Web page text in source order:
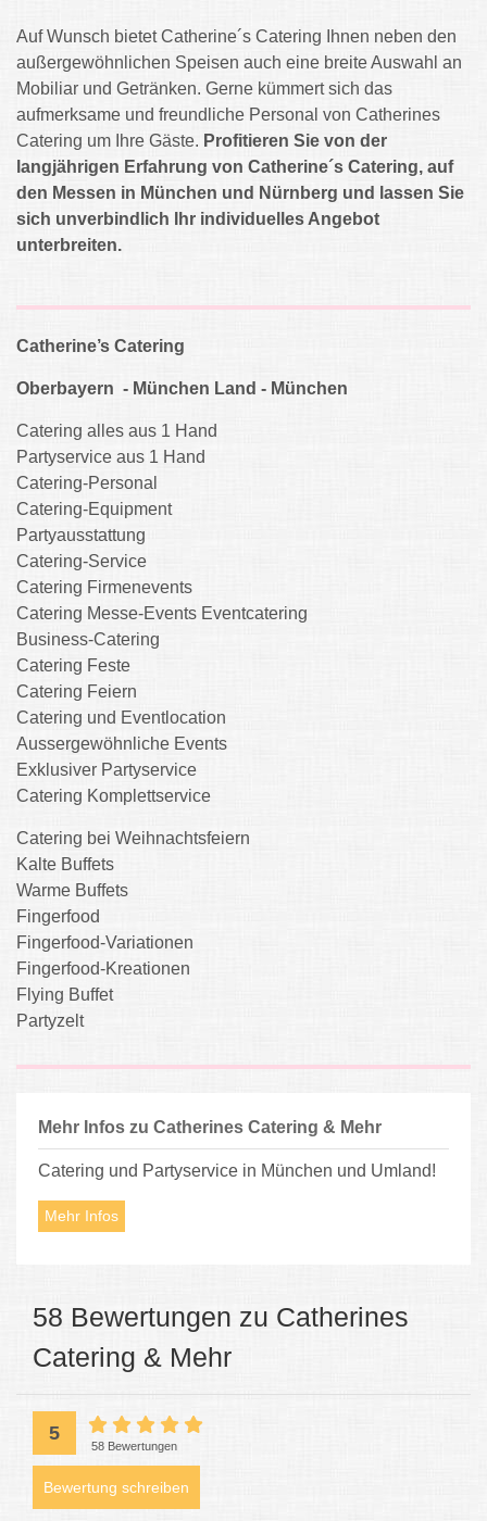
Auf Wunsch bietet Catherine´s Catering Ihnen neben den
außergewöhnlichen Speisen auch eine breite Auswahl an
Mobiliar und Getränken. Gerne kümmert sich das
aufmerksame und freundliche Personal von Catherines
Catering um Ihre Gäste. Profitieren Sie von der
langjährigen Erfahrung von Catherine´s Catering, auf
den Messen in München und Nürnberg und lassen Sie
sich unverbindlich Ihr individuelles Angebot
unterbreiten.
Catherine’s Catering
Oberbayern - München Land - München
Catering alles aus 1 Hand
Partyservice aus 1 Hand
Catering-Personal
Catering-Equipment
Partyausstattung
Catering-Service
Catering Firmenevents
Catering Messe-Events Eventcatering
Business-Catering
Catering Feste
Catering Feiern
Catering und Eventlocation
Aussergewöhnliche Events
Exklusiver Partyservice
Catering Komplettservice
Catering bei Weihnachtsfeiern
Kalte Buffets
Warme Buffets
Fingerfood
Fingerfood-Variationen
Fingerfood-Kreationen
Flying Buffet
Partyzelt
Mehr Infos zu Catherines Catering & Mehr
Catering und Partyservice in München und Umland!
Mehr Infos
58 Bewertungen zu Catherines
Catering & Mehr
5
58 Bewertungen
Bewertung schreiben